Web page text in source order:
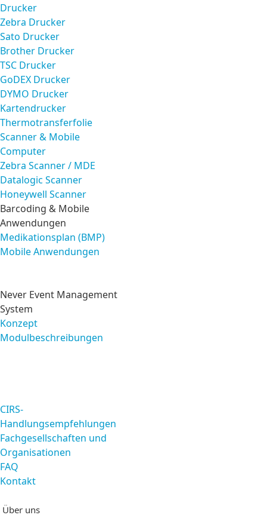
Drucker
Zebra Drucker
Sato Drucker
Brother Drucker
TSC Drucker
GoDEX Drucker
DYMO Drucker
Kartendrucker
Thermotransferfolie
Scanner & Mobile
Computer
Zebra Scanner / MDE
Datalogic Scanner
Honeywell Scanner
Barcoding & Mobile
Anwendungen
Medikationsplan (BMP)
Mobile Anwendungen
Never Event Management
System
Konzept
Modulbeschreibungen
CIRS-
Handlungsempfehlungen
Fachgesellschaften und
Organisationen
FAQ
Kontakt
Über uns